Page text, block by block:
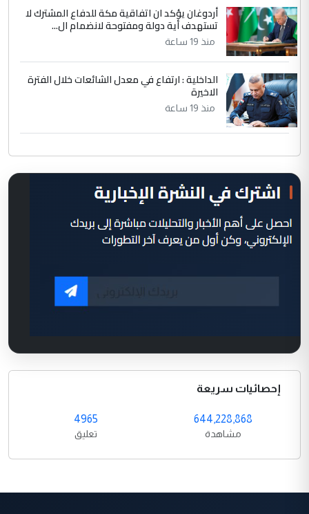
أردوغان يؤكد ان اتفاقية مكة للدفاع المشترك لا
تستهدف أية دولة ومفتوحة لانضمام ال...
منذ 19 ساعة
الداخلية : ارتفاع في معدل الشائعات خلال الفترة
الاخيرة
منذ 19 ساعة
إحصائيات سريعة
644,228,868
مشاهدة
4965
تعليق